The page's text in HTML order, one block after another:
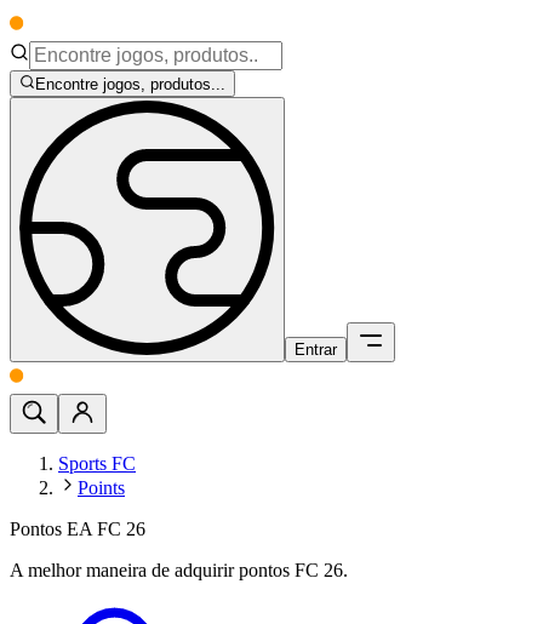
Encontre jogos, produtos...
Entrar
Sports FC
Points
Pontos EA FC 26
A melhor maneira de adquirir pontos FC 26.